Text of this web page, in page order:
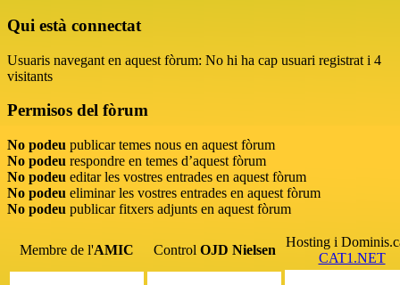
Qui està connectat
Usuaris navegant en aquest fòrum: No hi ha cap usuari registrat i 4
visitants
Permisos del fòrum
No podeu publicar temes nous en aquest fòrum
No podeu respondre en temes d’aquest fòrum
No podeu editar les vostres entrades en aquest fòrum
No podeu eliminar les vostres entrades en aquest fòrum
No podeu publicar fitxers adjunts en aquest fòrum
Membre de l'AMIC Control OJD Nielsen
Hosting i
CAT1.NET